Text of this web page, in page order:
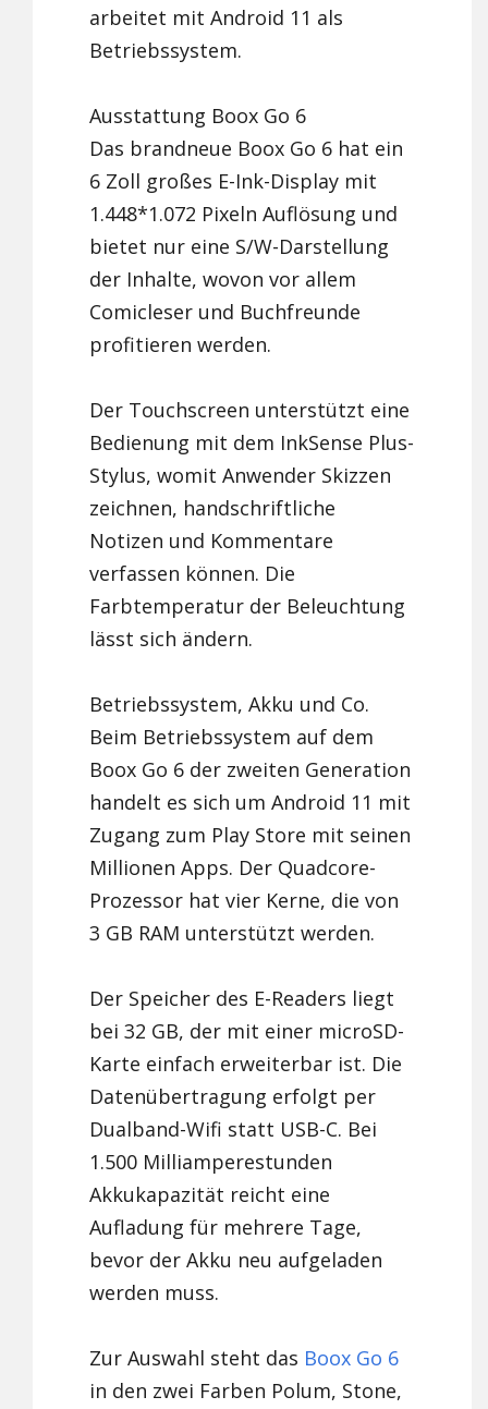
arbeitet mit Android 11 als
Betriebssystem.
Ausstattung Boox Go 6
Das brandneue Boox Go 6 hat ein
6 Zoll großes E-Ink-Display mit
1.448*1.072 Pixeln Auflösung und
bietet nur eine S/W-Darstellung
der Inhalte, wovon vor allem
Comicleser und Buchfreunde
profitieren werden.
Der Touchscreen unterstützt eine
Bedienung mit dem InkSense Plus-
Stylus, womit Anwender Skizzen
zeichnen, handschriftliche
Notizen und Kommentare
verfassen können. Die
Farbtemperatur der Beleuchtung
lässt sich ändern.
Betriebssystem, Akku und Co.
Beim Betriebssystem auf dem
Boox Go 6 der zweiten Generation
handelt es sich um Android 11 mit
Zugang zum Play Store mit seinen
Millionen Apps. Der Quadcore-
Prozessor hat vier Kerne, die von
3 GB RAM unterstützt werden.
Der Speicher des E-Readers liegt
bei 32 GB, der mit einer microSD-
Karte einfach erweiterbar ist. Die
Datenübertragung erfolgt per
Dualband-Wifi statt USB-C. Bei
1.500 Milliamperestunden
Akkukapazität reicht eine
Aufladung für mehrere Tage,
bevor der Akku neu aufgeladen
werden muss.
Zur Auswahl steht das Boox Go 6
in den zwei Farben Polum, Stone,